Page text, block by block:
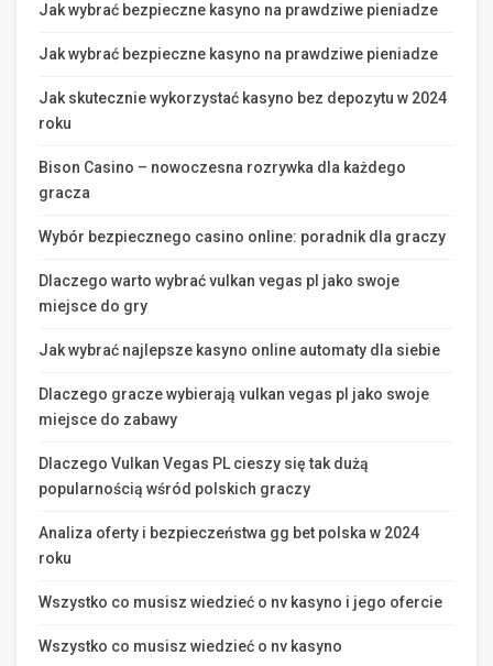
Jak wybrać bezpieczne kasyno na prawdziwe pieniadze
Jak wybrać bezpieczne kasyno na prawdziwe pieniadze
Jak skutecznie wykorzystać kasyno bez depozytu w 2024
roku
Bison Casino – nowoczesna rozrywka dla każdego
gracza
Wybór bezpiecznego casino online: poradnik dla graczy
Dlaczego warto wybrać vulkan vegas pl jako swoje
miejsce do gry
Jak wybrać najlepsze kasyno online automaty dla siebie
Dlaczego gracze wybierają vulkan vegas pl jako swoje
miejsce do zabawy
Dlaczego Vulkan Vegas PL cieszy się tak dużą
popularnością wśród polskich graczy
Analiza oferty i bezpieczeństwa gg bet polska w 2024
roku
Wszystko co musisz wiedzieć o nv kasyno i jego ofercie
Wszystko co musisz wiedzieć o nv kasyno